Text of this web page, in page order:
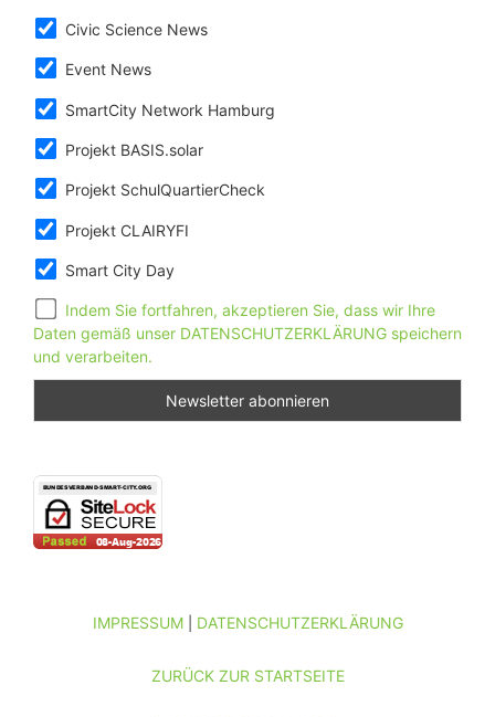
Civic Science News
Event News
SmartCity Network Hamburg
Projekt BASIS.solar
Projekt SchulQuartierCheck
Projekt CLAIRYFI
Smart City Day
Indem Sie fortfahren, akzeptieren Sie, dass wir Ihre
Daten gemäß unser DATENSCHUTZERKLÄRUNG speichern
und verarbeiten.
IMPRESSUM| DATENSCHUTZERKLÄRUNG
ZURÜCK ZUR STARTSEITE